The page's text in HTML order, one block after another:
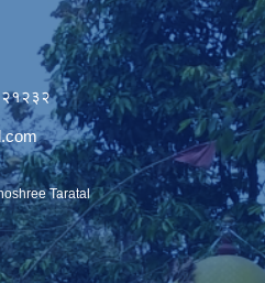
Taratal